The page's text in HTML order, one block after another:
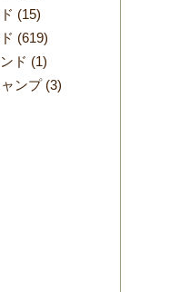
(15)
(619)
ド (1)
ンプ(3)